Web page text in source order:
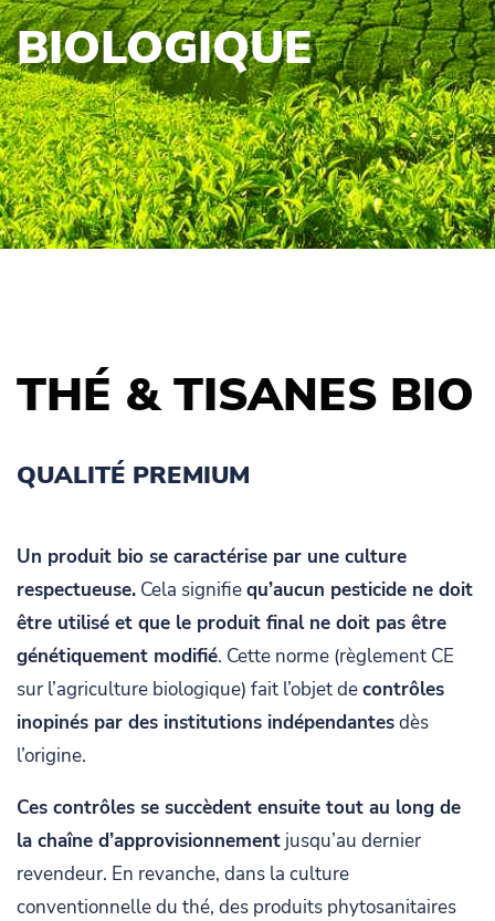
BIOLOGIQUE
THÉ & TISANES BIO
QUALITÉ PREMIUM
Un produit bio se caractérise par une culture
respectueuse. Cela signifiequ’aucun pesticide ne doit
être utilisé et que le produit final ne doit pas être
génétiquement modifié. Cette norme (règlement CE
sur l’agriculture biologique) fait l’objet decontrôles
inopinés par des institutions indépendantesdès
l’origine.
Ces contrôles se succèdent ensuite tout au long de
la chaîne d’approvisionnement jusqu’au dernier
revendeur. En revanche, dans la culture
conventionnelle du thé, des produits phytosanitaires